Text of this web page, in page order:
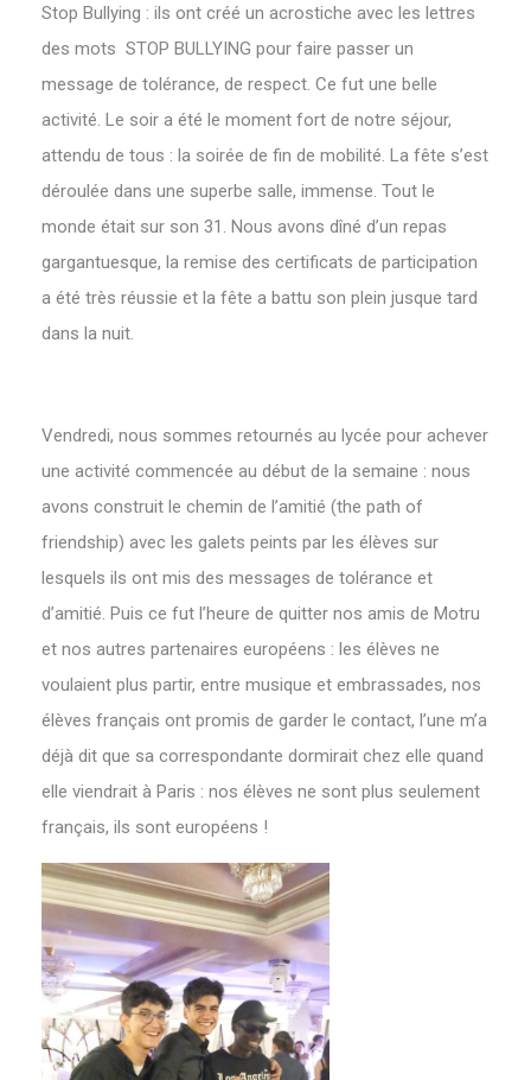
Stop Bullying : ils ont créé un acrostiche avec les lettres
des mots STOP BULLYING pour faire passer un
message de tolérance, de respect. Ce fut une belle
activité. Le soir a été le moment fort de notre séjour,
attendu de tous : la soirée de fin de mobilité. La fête s’est
déroulée dans une superbe salle, immense. Tout le
monde était sur son 31. Nous avons dîné d’un repas
gargantuesque, la remise des certificats de participation
a été très réussie et la fête a battu son plein jusque tard
dans la nuit.
Vendredi, nous sommes retournés au lycée pour achever
une activité commencée au début de la semaine : nous
avons construit le chemin de l’amitié (the path of
friendship) avec les galets peints par les élèves sur
lesquels ils ont mis des messages de tolérance et
d’amitié. Puis ce fut l’heure de quitter nos amis de Motru
et nos autres partenaires européens : les élèves ne
voulaient plus partir, entre musique et embrassades, nos
élèves français ont promis de garder le contact, l’une m’a
déjà dit que sa correspondante dormirait chez elle quand
elle viendrait à Paris : nos élèves ne sont plus seulement
français, ils sont européens !